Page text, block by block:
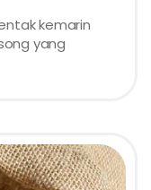
kemarin
yang